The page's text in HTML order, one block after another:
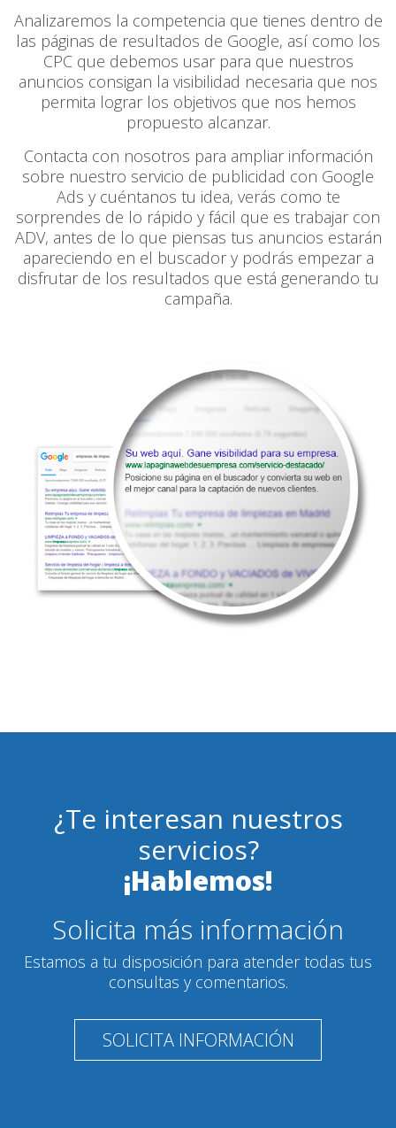
Analizaremos la competencia que tienes dentro de
las páginas de resultados de Google, así como los
CPC que debemos usar para que nuestros
anuncios consigan la visibilidad necesaria que nos
permita lograr los objetivos que nos hemos
propuesto alcanzar.
Contacta con nosotros para ampliar información
sobre nuestro servicio de publicidad con Google
Ads y cuéntanos tu idea, verás como te
sorprendes de lo rápido y fácil que es trabajar con
ADV, antes de lo que piensas tus anuncios estarán
apareciendo en el buscador y podrás empezar a
disfrutar de los resultados que está generando tu
campaña.
¿Te interesan nuestros
servicios?
¡Hablemos!
Solicita más información
Estamos a tu disposición para atender todas tus
consultas y comentarios.
SOLICITA INFORMACIÓN